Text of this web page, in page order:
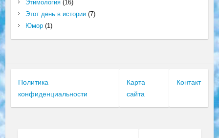
Этимология(16)
Этот день в истории(7)
Юмор(1)
Политика
конфиденциальности
Карта
сайта
Контакт